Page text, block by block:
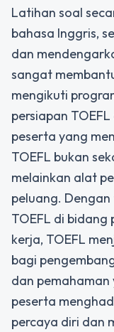
Latihan soal
bahasa Inggris,
dan
sangat
mengikuti
persiapan
peserta yang
TOEFL bukan
melainkan alat
peluang.
TOEFL di bidang
kerja, TOEFL
bagi
dan
peserta
percaya diri dan